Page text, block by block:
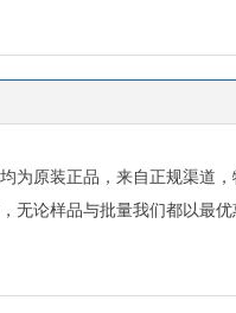
为原装正品，来自正规渠道
论样品与批量我们都以最